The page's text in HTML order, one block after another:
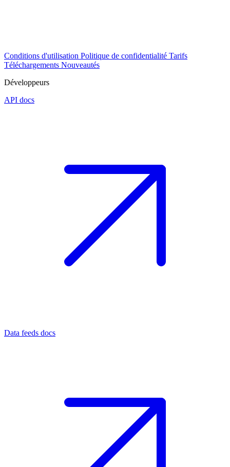
Conditions d'utilisation Politique de confidentialité Tarifs
Téléchargements Nouveautés
Développeurs
API docs
Data feeds docs